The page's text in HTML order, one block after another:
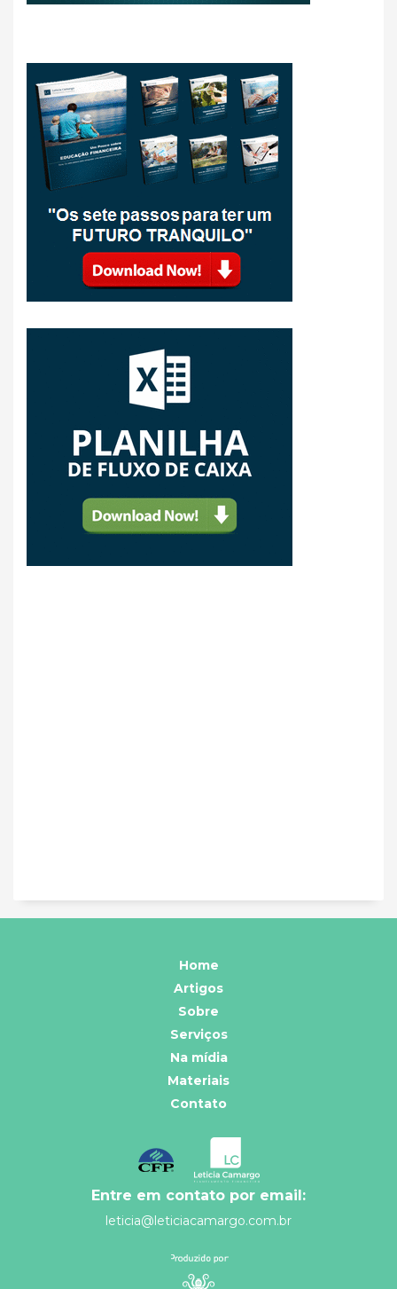
Home
Artigos
Sobre
Serviços
Na mídia
Materiais
Contato
Entre em contato por email:
leticia@leticiacamargo.com.br